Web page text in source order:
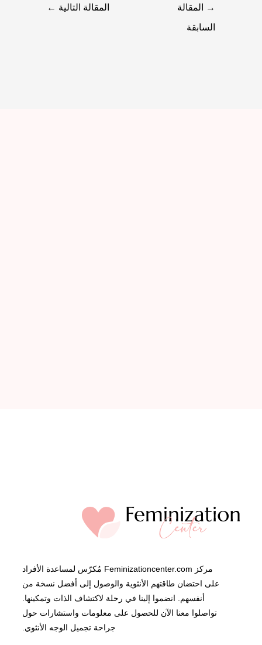
→
المقالة
السابقة
المقالة التالية ←
مركز Feminizationcenter.com مُكرّس لمساعدة الأفراد
على احتضان طاقتهم الأنثوية والوصول إلى أفضل نسخة من
أنفسهم. انضموا إلينا في رحلة لاكتشاف الذات وتمكينها.
تواصلوا معنا الآن للحصول على معلومات واستشارات حول
جراحة تجميل الوجه الأنثوي.